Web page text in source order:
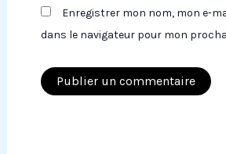
Enregistrer mon nom, mon e-
dans le navigateur pour mon